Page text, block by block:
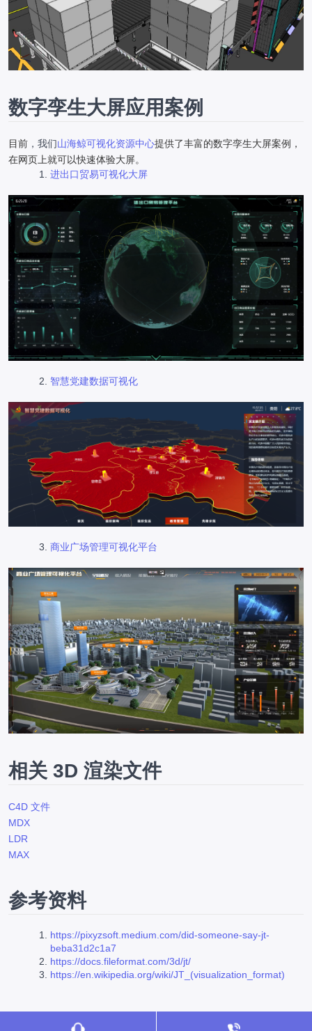
数字孪生大屏应用案例
目前 ，我们山海鲸可视化资源中心提供了丰富的数字孪生大屏案例，
在网页上就可以快速体验大屏。
进出口贸易可视化大屏
智慧党建数据可视化
商业广场管理可视化平台
相关 3D 渲染文件
C4D 文件
MDX
LDR
MAX
参考资料
https://pixyzsoft.medium.com/did-someone-say-jt-
beba31d2c1a7
https://docs.fileformat.com/3d/jt/
https://en.wikipedia.org/wiki/JT_(visualization_format)